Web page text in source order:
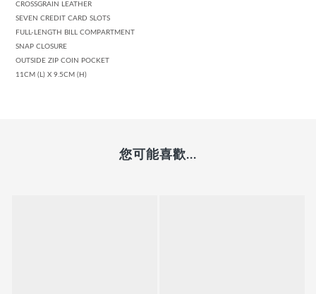
CROSSGRAIN LEATHER
SEVEN CREDIT CARD SLOTS
FULL-LENGTH BILL COMPARTMENT
SNAP CLOSURE
OUTSIDE ZIP COIN POCKET
11CM (L) X 9.5CM (H)
您可能喜歡...